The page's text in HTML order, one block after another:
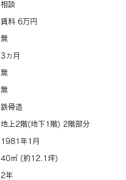
相談
賃料 6万円
無
3ヵ月
無
無
鉄骨造
地上2階(地下1階) 2階部分
1981年1月
40㎡ (約12.1坪)
2年